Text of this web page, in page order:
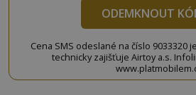
ODEMKNOUT
Cena SMS odeslané na číslo 9033320
technicky zajišťuje Airtoy a.s.